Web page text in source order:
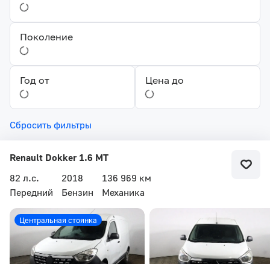
Поколение
Год от Цена до
Сбросить фильтры
Renault Dokker 1.6 MT
82 л.с.
2018
136 969 км
Передний
Бензин Механика
Центральная стоянка